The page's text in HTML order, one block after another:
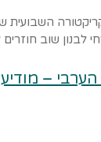
השבועית
לבנון שוב חוזרים